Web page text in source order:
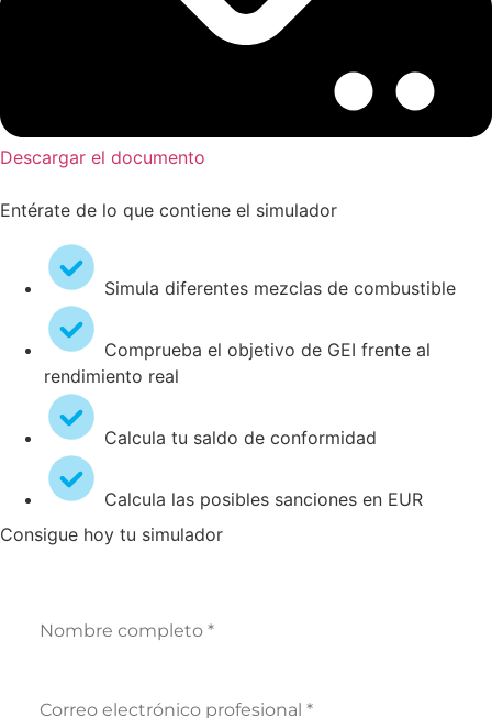
Descargar el documento
Entérate de lo que contiene el simulador
Simula diferentes mezclas de combustible
Comprueba el objetivo de GEI frente al
rendimiento real
Calcula tu saldo de conformidad
Calcula las posibles sanciones en EUR
Consigue hoy tu simulador